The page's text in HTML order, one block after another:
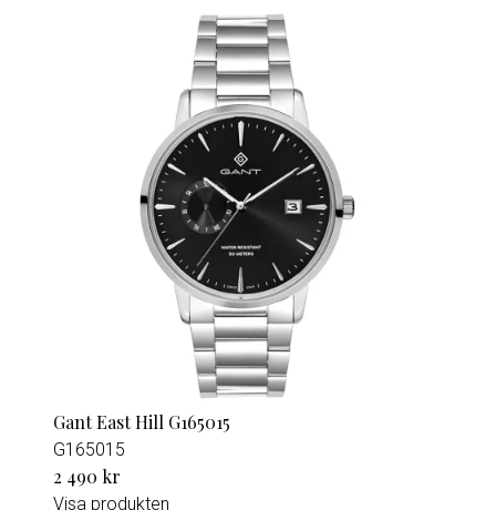
Gant East Hill G165015
G165015
2 490 kr
Visa produkten